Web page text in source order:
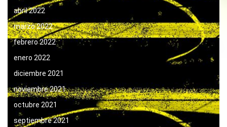
abril 2022
marzo 2022
febrero 2022
enero 2022
diciembre 2021
noviembre 2021
octubre 2021
septiembre 2021